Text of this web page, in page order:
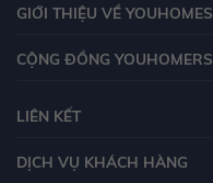
GIỚI THIỆU VỀ YOUHOMES
CỘNG ĐỒNG YOUHOMERS
LIÊN KẾT
DỊCH VỤ KHÁCH HÀNG